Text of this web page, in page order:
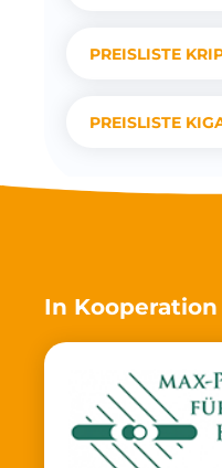
PREISLISTE
PREISLISTE
In